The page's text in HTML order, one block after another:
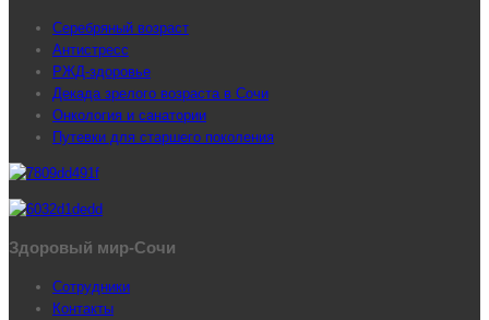
Серебряный возраст
Антистресс
РЖД-здоровье
Декада зрелого возраста в Сочи
Онкология и санатории
Путевки для старшего поколения
Здоровый мир-Сочи
Сотрудники
Контакты